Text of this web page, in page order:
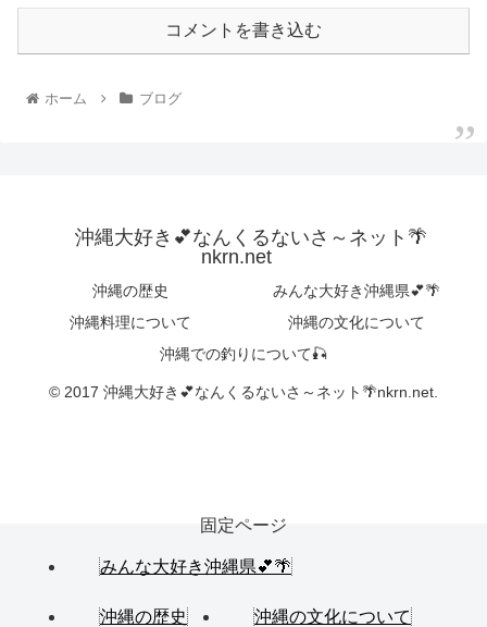
コメントを書き込む
ホーム ブログ
沖縄大好き💕なんくるないさ～ネット🌴
nkrn.net
沖縄の歴史
みんな大好き沖縄県💕🌴
沖縄料理について
沖縄の文化について
沖縄での釣りについて🎣
© 2017 沖縄大好き💕なんくるないさ～ネット🌴nkrn.net.
固定ページ
みんな大好き沖縄県💕🌴
沖縄の歴史 沖縄の文化について